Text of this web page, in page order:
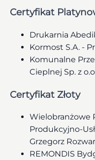
Certyfikat
Drukarnia
Kormost S.A. -
Komunalne
Cieplnej Sp. z
Certyfikat Złoty
Wielobranżowe
Produkcyjno-
Grzegorz
REMONDIS